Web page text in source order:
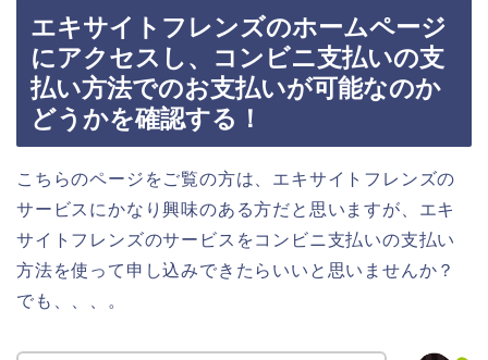
エキサイトフレンズのホームページ
にアクセスし、コンビニ支払いの支
払い方法でのお支払いが可能なのか
どうかを確認する！
こちらのページをご覧の方は、エキサイトフレンズの
サービスにかなり興味のある方だと思いますが、エキ
サイトフレンズのサービスをコンビニ支払いの支払い
方法を使って申し込みできたらいいと思いませんか？
でも、、、。